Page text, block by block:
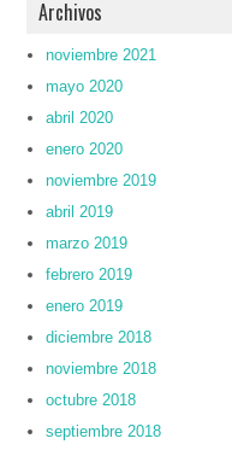
Archivos
noviembre 2021
mayo 2020
abril 2020
enero 2020
noviembre 2019
abril 2019
marzo 2019
febrero 2019
enero 2019
diciembre 2018
noviembre 2018
octubre 2018
septiembre 2018